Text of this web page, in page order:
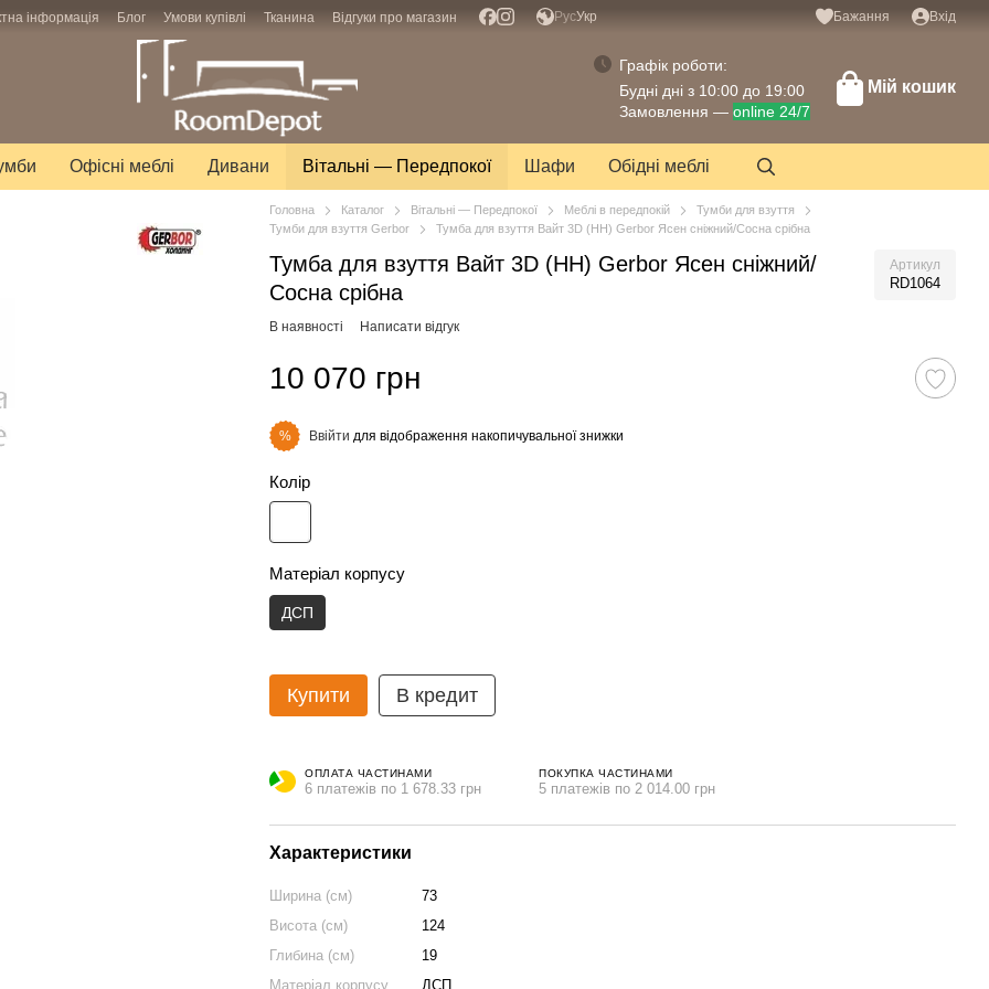
інформація Блог Умови купівлі Тканина Відгуки про магазин РусУкр Бажання Вхід
Графік роботи:
Будні дні з 10:00 до 19:00
Замовлення — online 24/7
Мій кошик
Офісні меблі Дивани Вітальні — Передпокої Шафи Обідні меблі
Головна Каталог Вітальні — Передпокої Меблі в передпокій
Тумби для взуття
Тумби для взуття Gerbor
Тумба для взуття Вайт 3D (НН) Gerbor Ясен сніжний/Сосна срібна
Тумба для взуття Вайт 3D (НН) Gerbor Ясен сніжний/
Сосна срібна
Артикул
RD1064
В наявності Написати відгук
10 070 грн
% Ввійти для відображення накопичувальної знижки
Колір
Матеріал корпусу
ДСП
Купити В кредит
ОПЛАТА ЧАСТИНАМИ
6 платежів по 1 678.33 грн
ПОКУПКА ЧАСТИНАМИ
5 платежів по 2 014.00 грн
Характеристики
Ширина (см)
73
Висота (см)
124
Глибина (см)
19
Матеріал корпусу
ДСП